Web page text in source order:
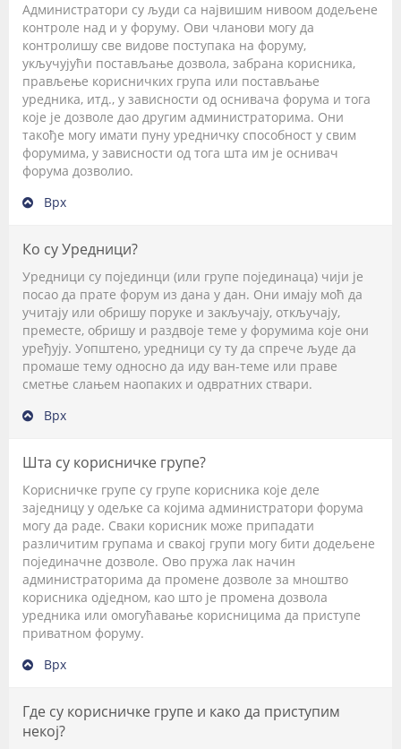
Администратори су људи са највишим нивоом додељене
контроле над и у форуму. Ови чланови могу да
контролишу све видове поступака на форуму,
укључујући постављање дозвола, забрана корисника,
прављење корисничких група или постављање
уредника, итд., у зависности од оснивача форума и тога
које је дозволе дао другим администраторима. Они
такође могу имати пуну уредничку способност у свим
форумима, у зависности од тога шта им је оснивач
форума дозволио.
Врх
Ко су Уредници?
Уредници су појединци (или групе појединаца) чији је
посао да прате форум из дана у дан. Они имају моћ да
учитају или обришу поруке и закључају, откључају,
преместе, обришу и раздвоје теме у форумима које они
уређују. Уопштено, уредници су ту да спрече људе да
промаше тему односно да иду ван-теме или праве
сметње слањем наопаких и одвратних ствари.
Врх
Шта су корисничке групе?
Корисничке групе су групе корисника које деле
заједницу у одељке са којима администратори форума
могу да раде. Сваки корисник може припадати
различитим групама и свакој групи могу бити додељене
појединачне дозволе. Ово пружа лак начин
администраторима да промене дозволе за мноштво
корисника одједном, као што је промена дозвола
уредника или омогућавање корисницима да приступе
приватном форуму.
Врх
Где су корисничке групе и како да приступим
некој?